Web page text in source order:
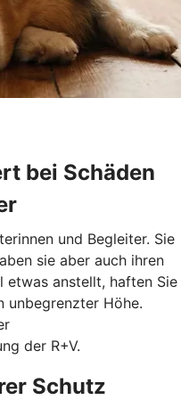
bei Schäden
und Begleiter. Sie
sie aber auch ihren
etwas anstellt, haften Sie
unbegrenzter Höhe.
der R+V.
Schutz